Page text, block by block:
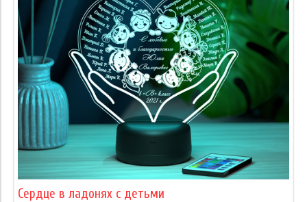
Сердце в ладонях с детьми